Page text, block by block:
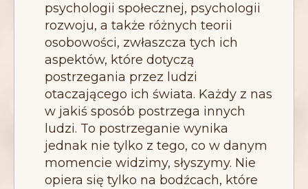
psychologii społecznej, psychologii
rozwoju, a także różnych teorii
osobowości, zwłaszcza tych ich
aspektów, które dotyczą
postrzegania przez ludzi
otaczającego ich świata. Każdy z nas
w jakiś sposób postrzega innych
ludzi. To postrzeganie wynika
jednak nie tylko z tego, co w danym
momencie widzimy, słyszymy. Nie
opiera się tylko na bodźcach, które